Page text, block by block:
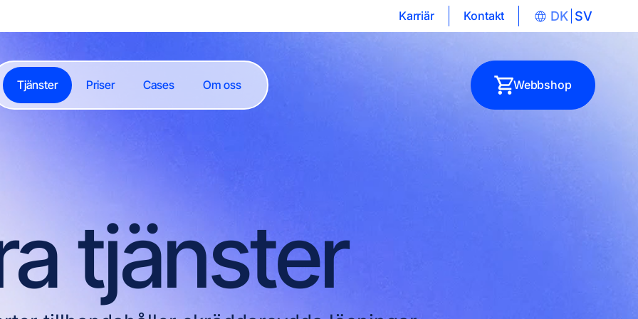
Karriär Kontakt DK SV
Tjänster Priser Cases Om oss Webbshop
tjänster